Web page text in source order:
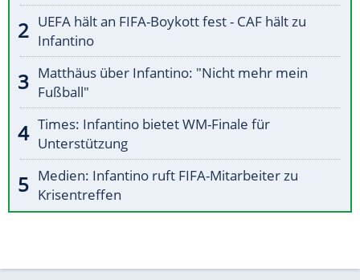
UEFA hält an FIFA-Boykott fest - CAF hält zu
Infantino
Matthäus über Infantino: "Nicht mehr mein
Fußball"
Times: Infantino bietet WM-Finale für
Unterstützung
Medien: Infantino ruft FIFA-Mitarbeiter zu
Krisentreffen